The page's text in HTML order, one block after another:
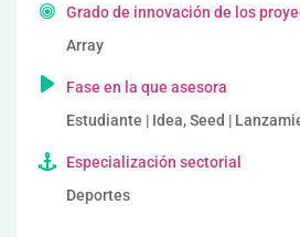
Grado de innovación de los
Array
Fase en la que asesora
Estudiante | Idea, Seed |
Especialización sectorial
Deportes